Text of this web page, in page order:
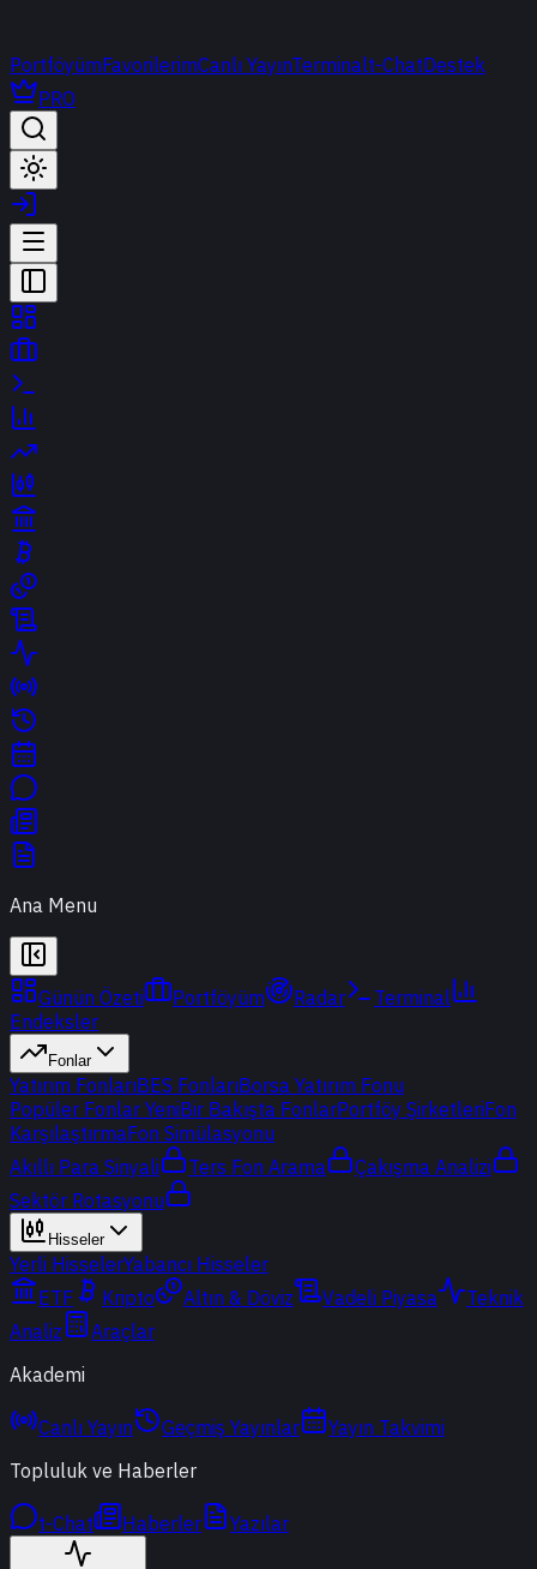
PortföyümFavorilerimCanlı YayınTerminalt-ChatDestek
PRO
Ana Menu
Günün Özeti Portföyüm Radar
Terminal
Endeksler
Fonlar
Yatırım FonlarıBES FonlarıBorsa Yatırım Fonu
Popüler Fonlar YeniBir Bakışta FonlarPortföy ŞirketleriFon
KarşılaştırmaFon Simülasyonu
Akıllı Para Sinyali
Ters Fon Arama
Çakışma Analizi
Sektör Rotasyonu
Hisseler
Yerli HisselerYabancı Hisseler
ETF
Kripto Altın & Döviz Vadeli Piyasa
Teknik
Analiz
Araçlar
Akademi
Canlı Yayın Geçmiş Yayınlar
Yayın Takvimi
Topluluk ve Haberler
t-Chat Haberler Yazılar